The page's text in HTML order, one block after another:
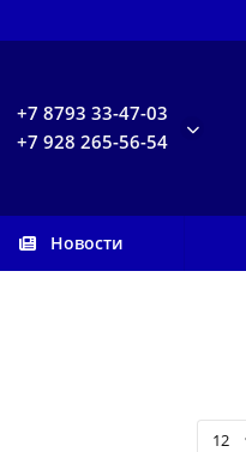
+7 8793 33-47-03
+7 928 265-56-54
Новости